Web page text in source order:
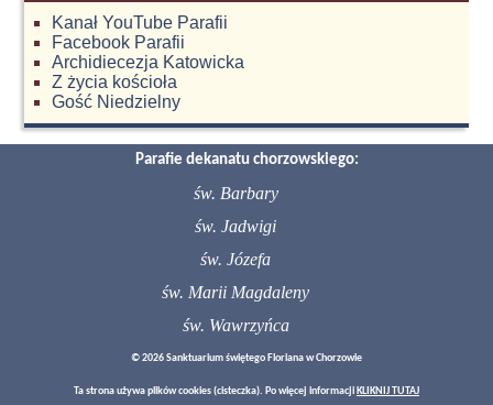
Kanał YouTube Parafii
Facebook Parafii
Archidiecezja Katowicka
Z życia kościoła
Gość Niedzielny
Parafie dekanatu chorzowskiego:
św. Barbary
św. Jadwigi
św. Józefa
św. Marii Magdaleny
św. Wawrzyńca
© 2026 Sanktuarium świętego Floriana w Chorzowie
Ta strona używa plików cookies (cisteczka). Po więcej informacji KLIKNIJ TUTAJ